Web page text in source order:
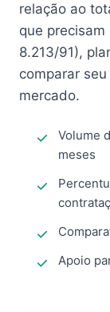
relação ao
que
8.213/91),
comparar
mercado.
Volume
meses
Apoio